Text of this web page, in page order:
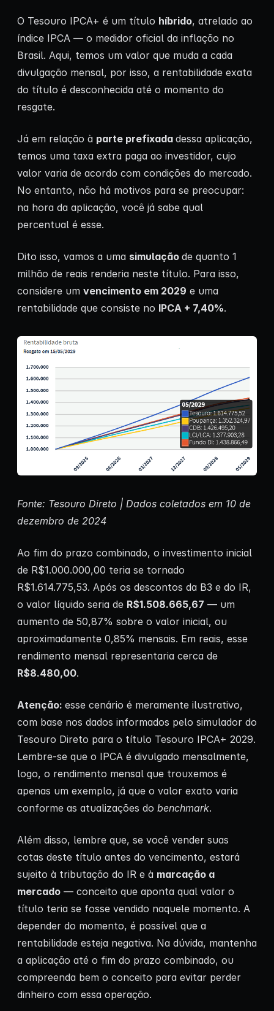
O Tesouro IPCA+ é um título híbrido, atrelado ao
índice IPCA — o medidor oficial da inflação no
Brasil. Aqui, temos um valor que muda a cada
divulgação mensal, por isso, a rentabilidade exata
do título é desconhecida até o momento do
resgate.
Já em relação à parte prefixada dessa aplicação,
temos uma taxa extra paga ao investidor, cujo
valor varia de acordo com condições do mercado.
No entanto, não há motivos para se preocupar:
na hora da aplicação, você já sabe qual
percentual é esse.
Dito isso, vamos a uma simulação de quanto 1
milhão de reais renderia neste título. Para isso,
considere um vencimento em 2029 e uma
rentabilidade que consiste no IPCA + 7,40%.
Fonte: Tesouro Direto | Dados coletados em 10 de
dezembro de 2024
Ao fim do prazo combinado, o investimento inicial
de R$1.000.000,00 teria se tornado
R$1.614.775,53. Após os descontos da B3 e do IR,
o valor líquido seria de R$1.508.665,67 — um
aumento de 50,87% sobre o valor inicial, ou
aproximadamente 0,85% mensais. Em reais, esse
rendimento mensal representaria cerca de
R$8.480,00.
Atenção: esse cenário é meramente ilustrativo,
com base nos dados informados pelo simulador do
Tesouro Direto para o título Tesouro IPCA+ 2029.
Lembre-se que o IPCA é divulgado mensalmente,
logo, o rendimento mensal que trouxemos é
apenas um exemplo, já que o valor exato varia
conforme as atualizações do benchmark.
Além disso, lembre que, se você vender suas
cotas deste título antes do vencimento, estará
sujeito à tributação do IR e à marcação a
mercado — conceito que aponta qual valor o
título teria se fosse vendido naquele momento. A
depender do momento, é possível que a
rentabilidade esteja negativa. Na dúvida, mantenha
a aplicação até o fim do prazo combinado, ou
compreenda bem o conceito para evitar perder
dinheiro com essa operação.